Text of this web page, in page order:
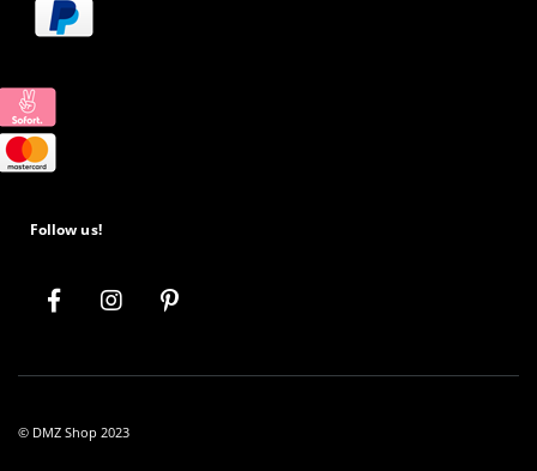
Follow us!
© DMZ Shop 2023